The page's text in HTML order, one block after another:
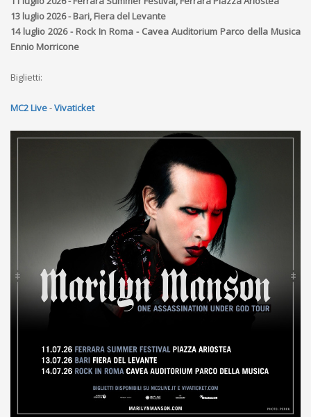
13 luglio 2026 - Bari, Fiera del Levante
14 luglio 2026 - Rock In Roma - Cavea Auditorium Parco della Musica
Ennio Morricone
Biglietti:
MC2 Live-Vivaticket